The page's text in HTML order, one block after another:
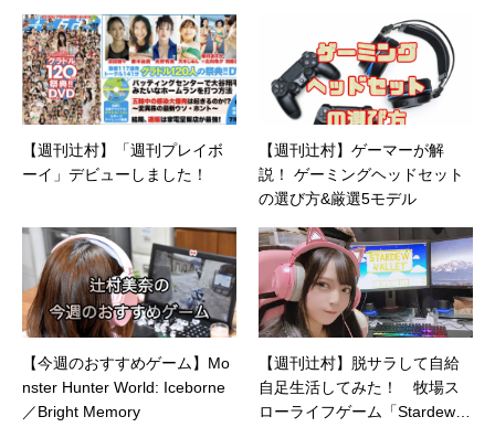
【週刊辻村】「週刊プレイボ
ーイ」デビューしました！
【週刊辻村】ゲーマーが解
説！ ゲーミングヘッドセット
の選び方&厳選5モデル
【今週のおすすめゲーム】Mo
nster Hunter World: Iceborne
／Bright Memory
【週刊辻村】脱サラして自給
自足生活してみた！ 牧場ス
ローライフゲーム「Stardew V